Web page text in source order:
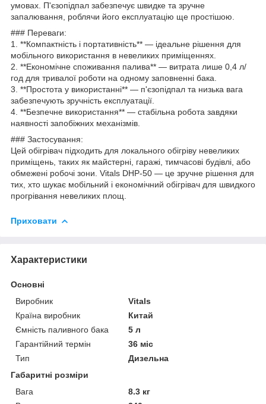
умовах. П'єзопідпал забезпечує швидке та зручне
запалювання, роблячи його експлуатацію ще простішою.
### Переваги:
1. **Компактність і портативність** — ідеальне рішення для
мобільного використання в невеликих приміщеннях.
2. **Економічне споживання палива** — витрата лише 0,4 л/
год для тривалої роботи на одному заповненні бака.
3. **Простота у використанні** — п'єзопідпал та низька вага
забезпечують зручність експлуатації.
4. **Безпечне використання** — стабільна робота завдяки
наявності запобіжних механізмів.
### Застосування:
Цей обігрівач підходить для локального обігріву невеликих
приміщень, таких як майстерні, гаражі, тимчасові будівлі, або
обмежені робочі зони. Vitals DHP-50 — це зручне рішення для
тих, хто шукає мобільний і економічний обігрівач для швидкого
прогрівання невеликих площ.
Приховати
Характеристики
Основні
Виробник
Vitals
Країна виробник
Китай
Ємність паливного бака
5 л
Гарантійний термін
36 міс
Тип
Дизельна
Габаритні розміри
Вага
8.3 кг